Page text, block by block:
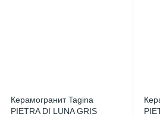
Керамогранит Tagina
PIETRA DI LUNA GRIS